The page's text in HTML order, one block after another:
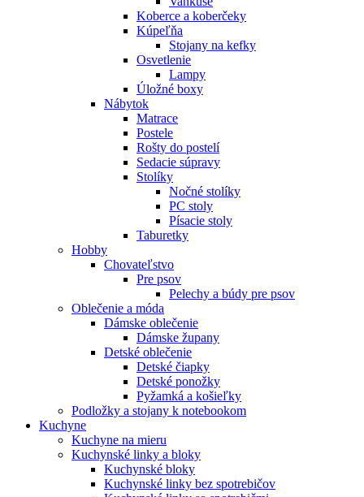
Koberce a koberčeky
Kúpeľňa
Stojany na kefky
Osvetlenie
Lampy
Úložné boxy
Nábytok
Matrace
Postele
Rošty do postelí
Sedacie súpravy
Stolíky
Nočné stolíky
PC stoly
Písacie stoly
Taburetky
Hobby
Chovateľstvo
Pre psov
Pelechy a búdy pre psov
Oblečenie a móda
Dámske oblečenie
Dámske župany
Detské oblečenie
Detské čiapky
Detské ponožky
Pyžamká a košieľky
Podložky a stojany k notebookom
Kuchyne
Kuchyne na mieru
Kuchynské linky a bloky
Kuchynské bloky
Kuchynské linky bez spotrebičov